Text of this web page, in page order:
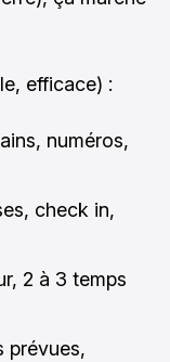
efficace) :
numéros,
check in,
2 à 3 temps
prévues,